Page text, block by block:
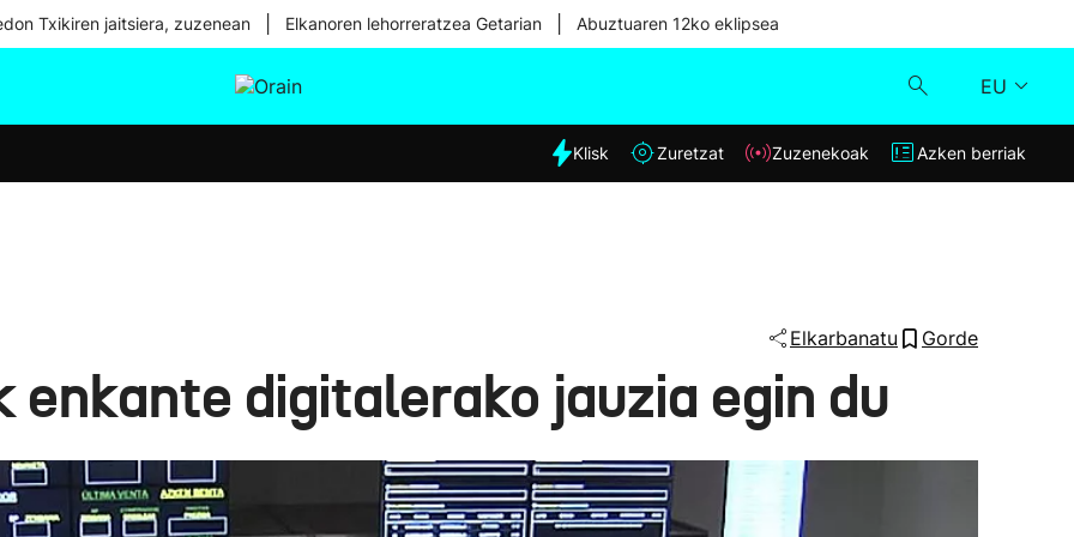
Txikiren jaitsiera, zuzenean Elkanoren lehorreratzea Getarian Abuztuaren 12ko eklipsea
EU
Eguraldia
Klisk
Klisk Zuretzat Zuzenekoak Azken berriak
Elkarbanatu Gorde
enkante digitalerako jauzia egin du